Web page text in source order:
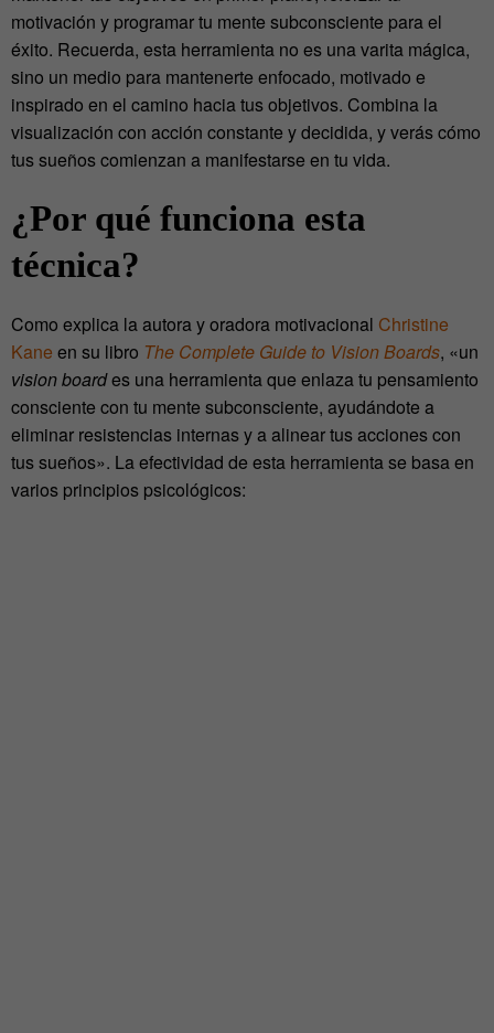
motivación y programar tu mente subconsciente para el
éxito. Recuerda, esta herramienta no es una varita mágica,
sino un medio para mantenerte enfocado, motivado e
inspirado en el camino hacia tus objetivos. Combina la
visualización con acción constante y decidida, y verás cómo
tus sueños comienzan a manifestarse en tu vida.
¿Por qué funciona esta
técnica?
Como explica la autora y oradora motivacional Christine
Kane en su libro The Complete Guide to Vision Boards, «un
vision boardes una herramienta que enlaza tu pensamiento
consciente con tu mente subconsciente, ayudándote a
eliminar resistencias internas y a alinear tus acciones con
tus sueños». La efectividad de esta herramienta se basa en
varios principios psicológicos: